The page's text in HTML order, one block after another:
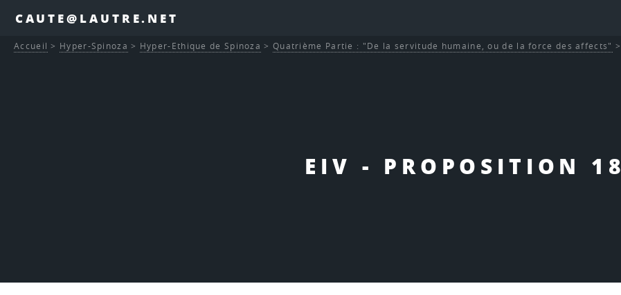
CAUTE@LAUTRE.NET
EIV - PROPOSITION 18
Accueil > Hyper-Spinoza > Hyper-Ethique de Spinoza > Quatrième Partie : "De la servitude humaine, ou de la force des affects" >